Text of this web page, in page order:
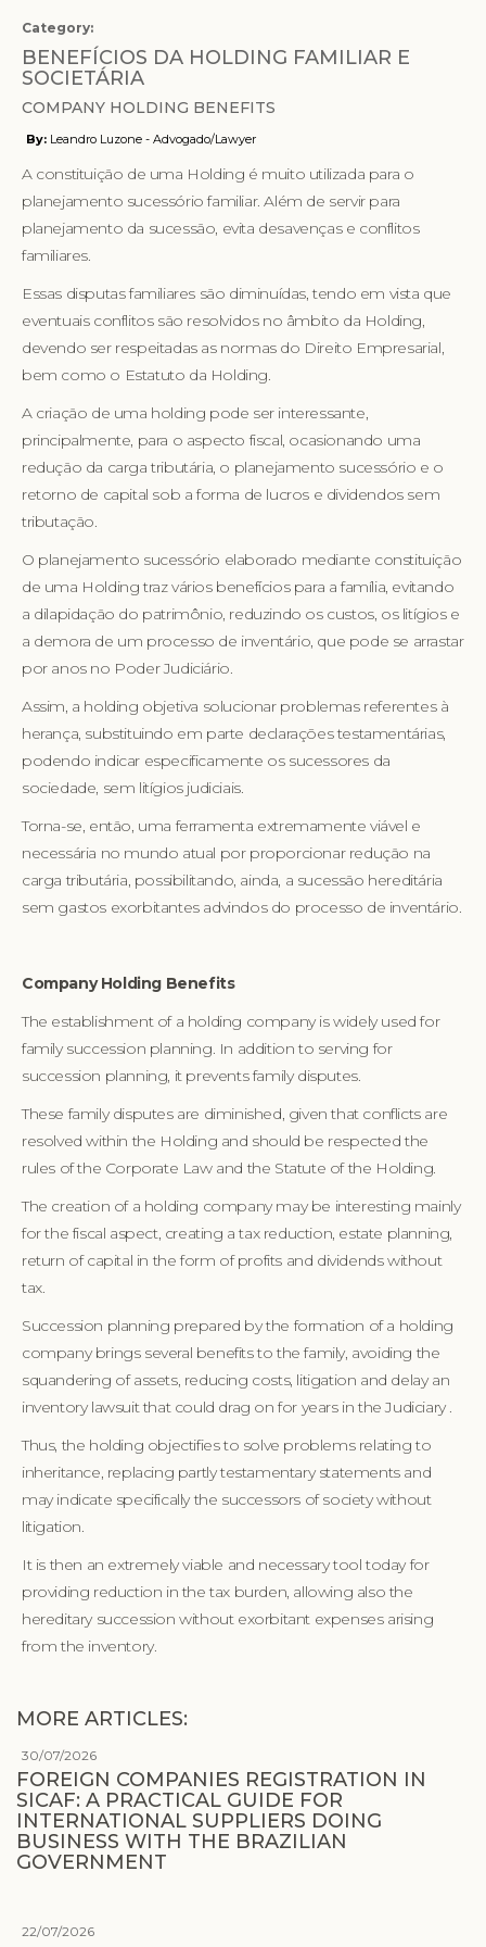
Category:
BENEFÍCIOS DA HOLDING FAMILIAR E
SOCIETÁRIA
COMPANY HOLDING BENEFITS
By: Leandro Luzone - Advogado/Lawyer
A constituição de uma Holding é muito utilizada para o
planejamento sucessório familiar. Além de servir para
planejamento da sucessão, evita desavenças e conflitos
familiares.
Essas disputas familiares são diminuídas, tendo em vista que
eventuais conflitos são resolvidos no âmbito da Holding,
devendo ser respeitadas as normas do Direito Empresarial,
bem como o Estatuto da Holding.
A criação de uma holding pode ser interessante,
principalmente, para o aspecto fiscal, ocasionando uma
redução da carga tributária, o planejamento sucessório e o
retorno de capital sob a forma de lucros e dividendos sem
tributação.
O planejamento sucessório elaborado mediante constituição
de uma Holding traz vários benefícios para a família, evitando
a dilapidação do patrimônio, reduzindo os custos, os litígios e
a demora de um processo de inventário, que pode se arrastar
por anos no Poder Judiciário.
Assim, a holding objetiva solucionar problemas referentes à
herança, substituindo em parte declarações testamentárias,
podendo indicar especificamente os sucessores da
sociedade, sem litígios judiciais.
Torna-se, então, uma ferramenta extremamente viável e
necessária no mundo atual por proporcionar redução na
carga tributária, possibilitando, ainda, a sucessão hereditária
sem gastos exorbitantes advindos do processo de inventário.
Company Holding Benefits
The establishment of a holding company is widely used for
family succession planning. In addition to serving for
succession planning, it prevents family disputes.
These family disputes are diminished, given that conflicts are
resolved within the Holding and should be respected the
rules of the Corporate Law and the Statute of the Holding.
The creation of a holding company may be interesting mainly
for the fiscal aspect, creating a tax reduction, estate planning,
return of capital in the form of profits and dividends without
tax.
Succession planning prepared by the formation of a holding
company brings several benefits to the family, avoiding the
squandering of assets, reducing costs, litigation and delay an
inventory lawsuit that could drag on for years in the Judiciary .
Thus, the holding objectifies to solve problems relating to
inheritance, replacing partly testamentary statements and
may indicate specifically the successors of society without
litigation.
It is then an extremely viable and necessary tool today for
providing reduction in the tax burden, allowing also the
hereditary succession without exorbitant expenses arising
from the inventory.
MORE ARTICLES:
30/07/2026
FOREIGN COMPANIES REGISTRATION IN
SICAF: A PRACTICAL GUIDE FOR
INTERNATIONAL SUPPLIERS DOING
BUSINESS WITH THE BRAZILIAN
GOVERNMENT
22/07/2026